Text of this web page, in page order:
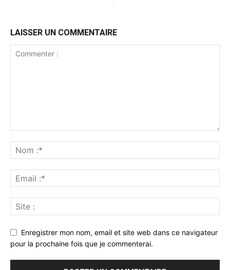
LAISSER UN COMMENTAIRE
Enregistrer mon nom, email et site web dans ce navigateur
pour la prochaine fois que je commenterai.